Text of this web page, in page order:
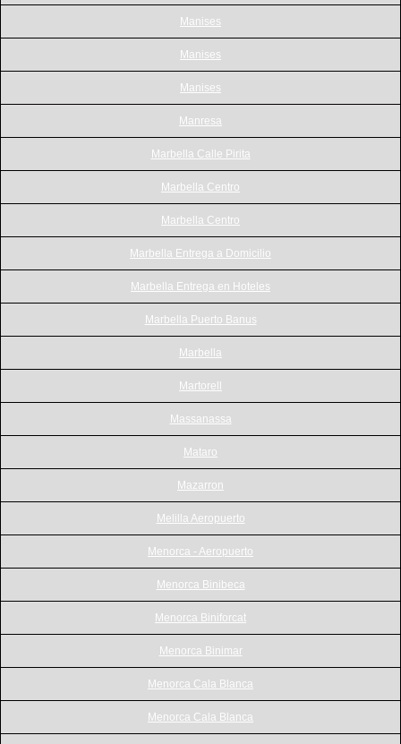
Manises
Manises
Manises
Manresa
Marbella Calle Pirita
Marbella Centro
Marbella Centro
Marbella Entrega a Domicilio
Marbella Entrega en Hoteles
Marbella Puerto Banus
Marbella
Martorell
Massanassa
Mataro
Mazarron
Melilla Aeropuerto
Menorca - Aeropuerto
Menorca Binibeca
Menorca Biniforcat
Menorca Binimar
Menorca Cala Blanca
Menorca Cala Blanca